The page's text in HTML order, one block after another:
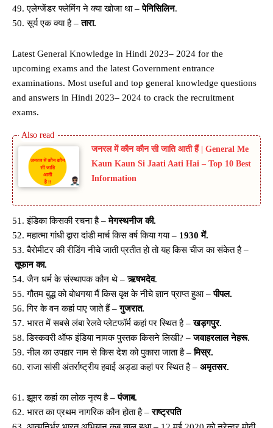
49. एलेग्जेंडर फ्लेमिंग ने क्या खोजा था –पेनिसिलिन.
50. सूर्य एक क्या है –तारा.
Latest General Knowledge in Hindi 2023– 2024 for the
upcoming exams and the latest Government entrance
examinations. Most useful and top general knowledge questions
and answers in Hindi 2023– 2024 to crack the recruitment
exams.
जनरल में कौन कौन सी जाति आती हैं | General Me
Kaun Kaun Si Jaati Aati Hai – Top 10 Best
Information
51. इंडिका किसकी रचना है –मेगस्थनीज की.
52. महात्मा गांधी द्वारा दांडी मार्च किस वर्ष किया गया – 1930 में.
53. बैरोमीटर की रीडिंग नीचे जाती प्रतीत हो तो यह किस चीज का संकेत है –
तूफान का.
54. जैन धर्म के संस्थापक कौन थे –ऋषभदेव.
55. गौतम बुद्ध को बोधगया मैं किस वृक्ष के नीचे ज्ञान प्राप्त हुआ –पीपल.
56. गिर के वन कहां पाए जाते हैं –गुजरात.
57. भारत में सबसे लंबा रेलवे प्लेटफॉर्म कहां पर स्थित है –खड़गपुर.
58. डिस्कवरी ऑफ इंडिया नामक पुस्तक किसने लिखी? –जवाहरलाल नेहरू.
59. नील का उपहार नाम से किस देश को पुकारा जाता है –मिस्र.
60. राजा सांसी अंतर्राष्ट्रीय हवाई अड्डा कहां पर स्थित है – अमृतसर.
61. झूमर कहां का लोक नृत्य है –पंजाब.
62. भारत का प्रथम नागरिक कौन होता है –राष्ट्रपति